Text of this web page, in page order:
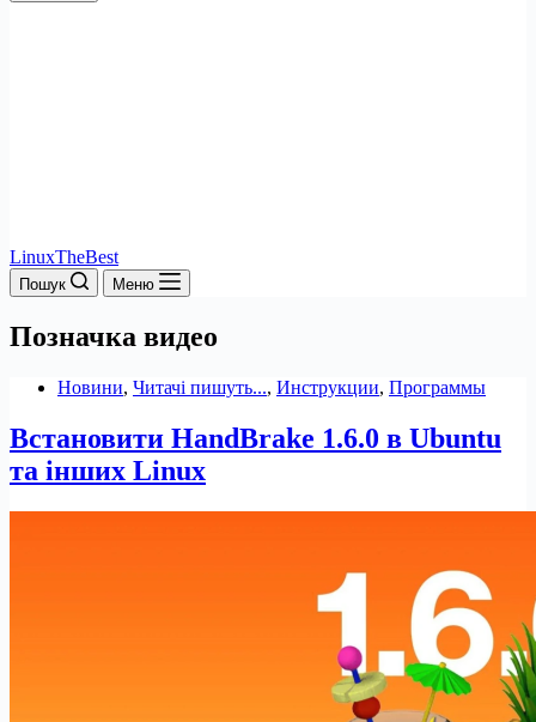
LinuxTheBest
Пошук Меню
Позначка видео
Новини, Читачі пишуть..., Инструкции, Программы
Встановити HandBrake 1.6.0 в Ubuntu
та інших Linux